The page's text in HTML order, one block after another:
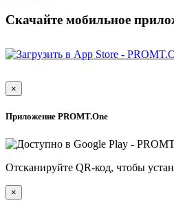
Скачайте мобильное
×
Приложение PROMT.One
Отсканируйте QR-код, чтобы
×